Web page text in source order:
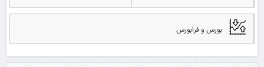
بورس و فرابورس